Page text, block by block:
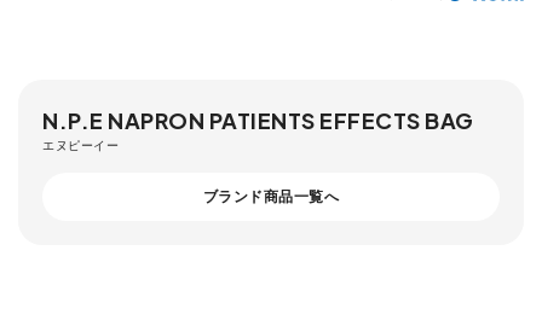
N.P.E NAPRON PATIENTS EFFECTS BAG
エヌピーイー
ブランド商品一覧へ